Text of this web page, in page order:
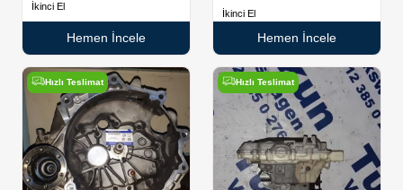
İkinci El
Hemen İncele
İkinci El
Hemen İncele
Hızlı Teslimat Hızlı Teslimat